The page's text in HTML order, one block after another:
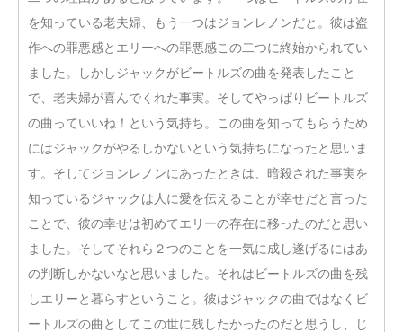
を知っている老夫婦、もう一つはジョンレノンだと。彼は盗
作への罪悪感とエリーへの罪悪感この二つに終始かられてい
ました。しかしジャックがビートルズの曲を発表したこと
で、老夫婦が喜んでくれた事実。そしてやっぱりビートルズ
の曲っていいね！という気持ち。この曲を知ってもらうため
にはジャックがやるしかないという気持ちになったと思いま
す。そしてジョンレノンにあったときは、暗殺された事実を
知っているジャックは人に愛を伝えることが幸せだと言った
ことで、彼の幸せは初めてエリーの存在に移ったのだと思い
ました。そしてそれら２つのことを一気に成し遂げるにはあ
の判断しかないなと思いました。それはビートルズの曲を残
しエリーと暮らすということ。彼はジャックの曲ではなくビ
ートルズの曲としてこの世に残したかったのだと思うし、じ